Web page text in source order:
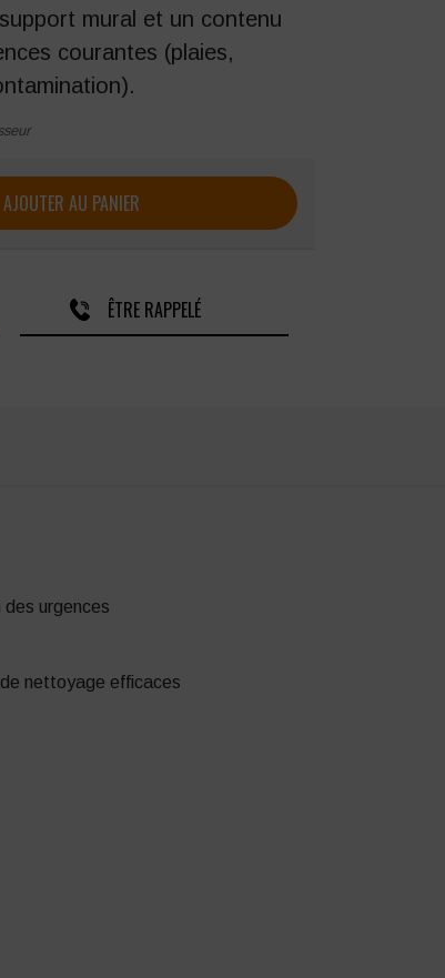
mural et un contenu
courantes (plaies,
FARMOR en ABS 6/8 personnes
AJOUTER AU PANIER
ÊTRE RAPPELÉ
urgences
nettoyage efficaces